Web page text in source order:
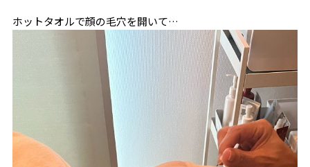
ホットタオルで顔の毛穴を開いて…